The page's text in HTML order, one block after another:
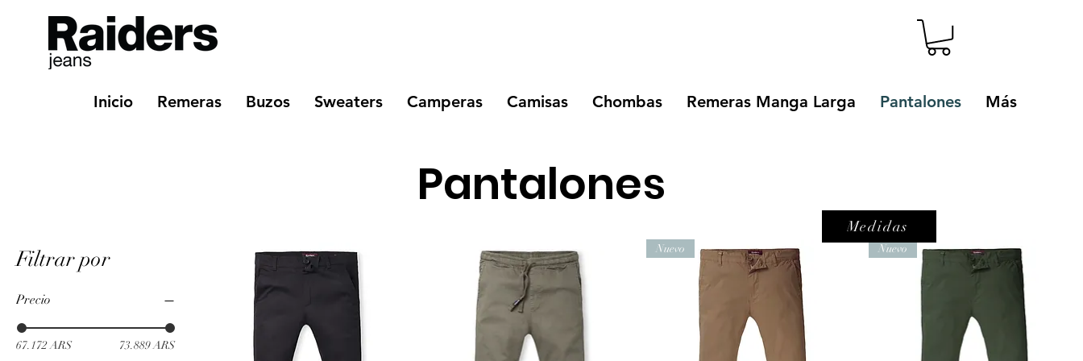
Inicio Remeras Buzos Sweaters Camperas Camisas Chombas Remeras Manga Larga Pantalones Más
Pantalones
Filtrar por
Precio
67.172 ARS 73.889 ARS
Nuevo Nuevo
Medidas